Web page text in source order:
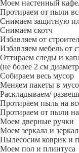
Моем настенный
Протираем от пыли
Снимаем защитную
Снимаем скотч
Избавляем от
Избавляем мебель от
Оттираем следы и
(не более 2 см
Собираем весь мусор
Меняем пакеты в
Раскладываем/
Протираем пыль на
Протираем от пыли
Моем дверные ручки
Моем зеркала и
Пылесосим коврик и
Моем пол и плинтуса